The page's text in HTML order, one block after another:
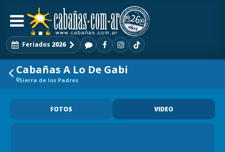
Feriados 2026
Cabañas A Lo De Gabi
Sierra de los Padres
FOTOS VIDEO